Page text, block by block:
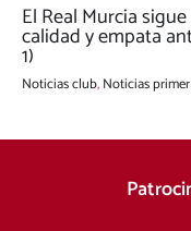
El Real Murcia
calidad y empata
1)
Noticias club,Noticias